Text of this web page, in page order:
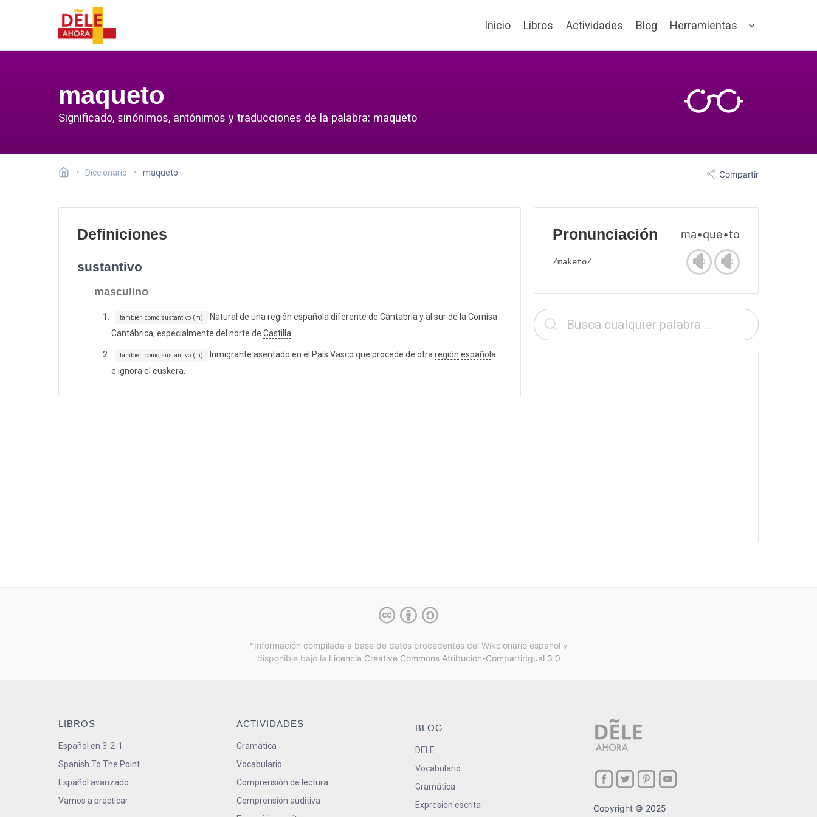
Inicio Libros Actividades Blog Herramientas
maqueto
Significado, sinónimos, antónimos y traducciones de la palabra: maqueto
Diccionario maqueto Compartir
Definiciones
sustantivo
masculino
también como sustantivo (m) Natural de unaregión española diferente de Cantabriay al sur de la Cornisa
Cantábrica, especialmente del norte de Castilla.
también como sustantivo (m) Inmigrante asentado en el País Vasco que procede de otraregión español a
e ignora el euskera.
Pronunciación ma•que•to
/maketo/
*Información compilada a base de datos procedentes del Wikcionario español y
disponible bajo la Licencia Creative Commons Atribución-CompartirIgual 3.0
LIBROS
Español en 3-2-1
Spanish To The Point
Español avanzado
Vamos a practicar
ACTIVIDADES
Gramática
Vocabulario
Comprensión de lectura
Comprensión auditiva
BLOG
DELE
Vocabulario
Gramática
Expresión escrita
Copyright © 2025